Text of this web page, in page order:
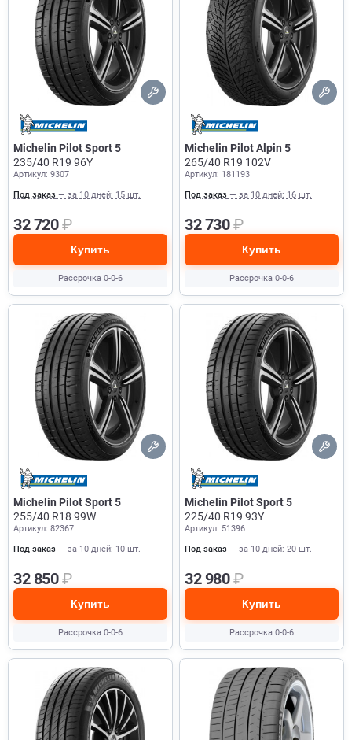
Michelin Pilot Sport 5
235/40 R19 96Y
Артикул: 9307
Под заказ — за 10 дней: 15 шт.
32 720₽
Купить
Рассрочка 0-0-6
Michelin Pilot Alpin 5
265/40 R19 102V
Артикул: 181193
Под заказ — за 10 дней: 16 шт.
32 730₽
Купить
Рассрочка 0-0-6
Michelin Pilot Sport 5
255/40 R18 99W
Артикул: 82367
Под заказ — за 10 дней: 10 шт.
32 850₽
Купить
Рассрочка 0-0-6
Michelin Pilot Sport 5
225/40 R19 93Y
Артикул: 51396
Под заказ — за 10 дней: 20 шт.
32 980₽
Купить
Рассрочка 0-0-6